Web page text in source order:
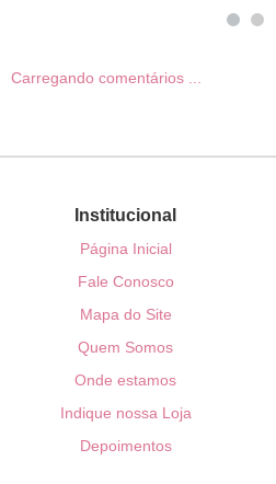
Carregando comentários ...
Institucional
Página Inicial
Fale Conosco
Mapa do Site
Quem Somos
Onde estamos
Indique nossa Loja
Depoimentos